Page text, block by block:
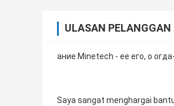
ULASAN PELANGGAN
ание Minetech - ее его, о
Saya sangat menghargai